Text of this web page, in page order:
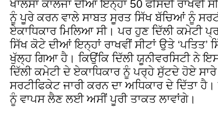
ਖਾਲਸਾ ਕਾਲਜਾਂ ਦੀਆਂ ਇਨ੍ਹਾਂ 50 ਫੀਸਦੀ ਰਾਖਵੀਂ
ਨੂੰ ਪੂਰੇ ਕਰਨ ਵਾਲੇ ਸਾਬਤ ਸੂਰਤ ਸਿੱਖ ਬੱਚਿਆਂ ਨੂੰ
ਏਕਾਧਿਕਾਰ ਮਿਲਿਆ ਸੀ। ਪਰ ਹੁਣ ਦਿੱਲੀ ਕਮੇਟੀ
ਸਿੱਖ ਕੋਟੇ ਦੀਆਂ ਇਨ੍ਹਾਂ ਰਾਖਵੀਂ ਸੀਟਾਂ ਉਤੇ ‘ਪਤਿਤ’
ਖੁੱਲ੍ਹ ਗਿਆ ਹੈ। ਕਿਉਂਕਿ ਦਿੱਲੀ ਯੂਨੀਵਰਸਿਟੀ ਨੇ
ਦਿੱਲੀ ਕਮੇਟੀ ਦੇ ਏਕਾਧਿਕਾਰ ਨੂੰ ਪਰ੍ਹੇ ਸੁੱਟਦੇ ਹੋਏ
ਸਰਟੀਫਿਕੇਟ ਜਾਰੀ ਕਰਨ ਦਾ ਅਧਿਕਾਰ ਦੇ ਦਿੱਤਾ
ਨੂੰ ਵਾਪਸ ਲੈਣ ਲਈ ਅਸੀਂ ਪੂਰੀ ਤਾਕਤ ਲਾਵਾਂਗੇ।